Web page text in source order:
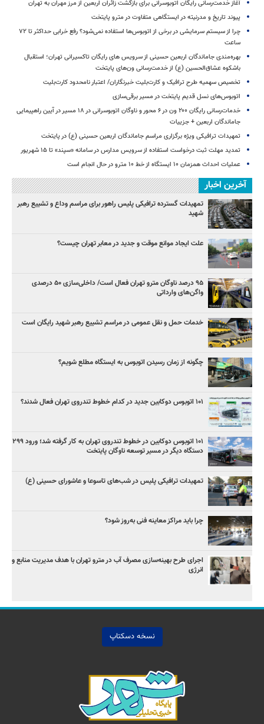
آغاز خدمت‌رسانی رایگان اتوبوسرانی برای بازگشت زائران اربعین از مرز مهران به تهران
پیوند تاریخ و مدرنیته در ایستگاهی متفاوت در مترو پایتخت
چرا از سیستم سرمایشی در برخی از اتوبوس‌ها استفاده نمی‌شود؟ رفع خرابی حداکثر تا ۷۲
ساعت
بهره‌مندی جاماندگان اربعین حسینی از سرویس‌ های رایگان تاکسیرانی تهران؛ استقبال
باشکوه عشاق‌الحسین (ع) از خدمت‌رسانی ون‌های پایتخت
تخصیص سهمیه طرح ترافیک و کارت‌بلیت خبرنگاران/ اعتبار نامحدود کارت‌بلیت
اتوبوس‌های نسل قدیم پایتخت در مسیر برقی‌سازی
خدمات‌رسانی رایگان ۲۰۰ ون در ۶ محور و ناوگان اتوبوسرانی در ۱۸ مسیر در آیین راهپیمایی
جاماندگان اربعین + جزییات
تمهیدات ترافیکی ویژه برگزاری مراسم جاماندگان اربعین حسینی (ع) در پایتخت
تمدید مهلت ثبت درخواست استفاده از سرویس مدارس در سامانه «سپند» تا ۱۵ شهریور
عملیات احداث همزمان ۱۰ ایستگاه از خط ۱۰ مترو در حال انجام است
آخرین اخبار
تمهیدات گسترده ترافیکی پلیس راهور برای مراسم وداع و تشییع رهبر
شهید
علت ایجاد موانع موقت و جدید در معابر تهران چیست؟
۹۵ درصد ناوگان مترو تهران فعال است/ داخلی‌سازی ۵۰ درصدی
واگن‌های وارداتی
خدمات حمل و نقل عمومی در مراسم تشییع رهبر شهید رایگان است
چگونه از زمان رسیدن اتوبوس به ایستگاه مطلع شویم؟
۱۰۱ اتوبوس دوکابین جدید در کدام خطوط تندروی تهران فعال شدند؟
۱۰۱ اتوبوس دوکابین در خطوط تندروی تهران به کار گرفته شد؛ ورود ۲۹۹
دستگاه دیگر در مسیر توسعه ناوگان پایتخت
تمهیدات ترافیکی پلیس در شب‌های تاسوعا و عاشورای حسینی (ع)
چرا باید مراکز معاینه فنی به‌روز شود؟
اجرای طرح بهینه‌سازی مصرف آب در مترو تهران با هدف مدیریت منابع و
انرژی
نسخه دسکتاپ